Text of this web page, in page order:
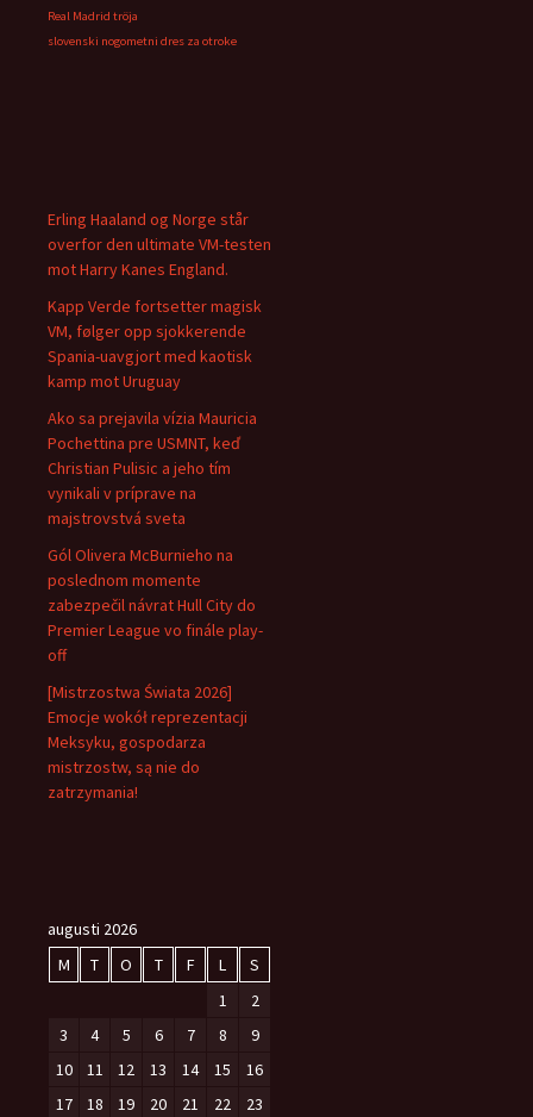
Real Madrid tröja
slovenski nogometni dres za otroke
Erling Haaland og Norge står
overfor den ultimate VM-testen
mot Harry Kanes England.
Kapp Verde fortsetter magisk
VM, følger opp sjokkerende
Spania-uavgjort med kaotisk
kamp mot Uruguay
Ako sa prejavila vízia Mauricia
Pochettina pre USMNT, keď
Christian Pulisic a jeho tím
vynikali v príprave na
majstrovstvá sveta
Gól Olivera McBurnieho na
poslednom momente
zabezpečil návrat Hull City do
Premier League vo finále play-
off
[Mistrzostwa Świata 2026]
Emocje wokół reprezentacji
Meksyku, gospodarza
mistrzostw, są nie do
zatrzymania!
augusti 2026
M
T O T F L
S
1
2
3
4 5 6 7 8
9
10
11 12 13 14 15
16
17
18 19 20 21 22
23